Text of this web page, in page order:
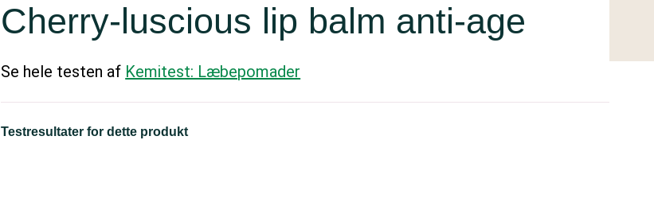
Cherry-luscious lip balm anti-age
Se hele testen af Kemitest: Læbepomader
Testresultater for dette produkt